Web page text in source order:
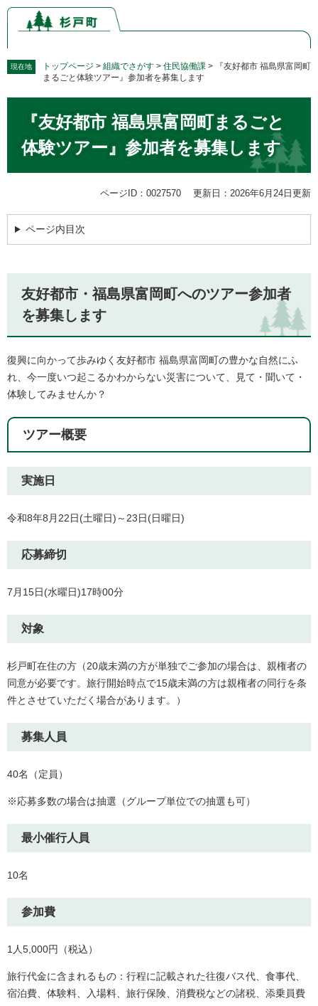
ペ
の
で
メ
ー
ば
へ
現在地 トップページ > 組織でさがす > 住民協働課 >
『友好都市 福島県富岡町
まるごと体験ツアー』参加者を募集します
『友好都市 福島県富岡町まるごと
体験ツアー』参加者を募集します
ページID：0027570 更新日：2026年6月24日更新
ページ内目次
友好都市・福島県富岡町へのツアー参加者
を募集します
復興に向かって歩みゆく友好都市 福島県富岡町の豊かな自然にふ
れ、今一度いつ起こるかわからない災害について、見て・聞いて・
体験してみませんか？
ツアー概要
実施日
令和8年8月22日(土曜日)～23日(日曜日)
応募締切
7月15日(水曜日)17時00分
対象
杉戸町在住の方（20歳未満の方が単独でご参加の場合は、親権者の
同意が必要です。旅行開始時点で15歳未満の方は親権者の同行を条
件とさせていただく場合があります。）
募集人員
40名（定員）
※応募多数の場合は抽選（グループ単位での抽選も可）
最小催行人員
10名
参加費
1人5,000円（税込）
旅行代金に含まれるもの：行程に記載された往復バス代、食事代、
宿泊費、体験料、入場料、旅行保険、消費税などの諸税、添乗員費